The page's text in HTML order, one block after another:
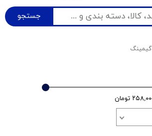
جستجو
گیمینگ